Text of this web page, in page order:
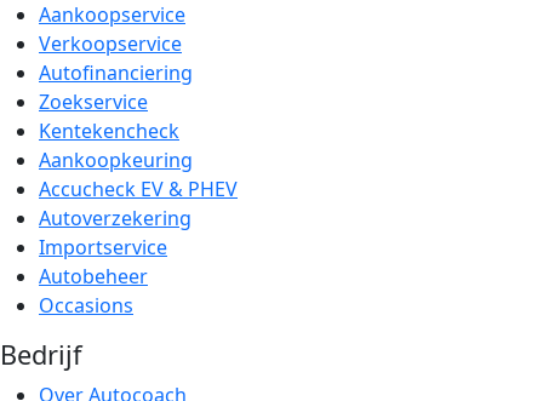
Aankoopservice
Verkoopservice
Autofinanciering
Zoekservice
Kentekencheck
Aankoopkeuring
Accucheck EV & PHEV
Autoverzekering
Importservice
Autobeheer
Occasions
Bedrijf
Over Autocoach